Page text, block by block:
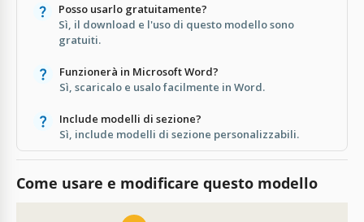
Posso usarlo gratuitamente?
Sì, il download e l'uso di questo modello sono
gratuiti.
Funzionerà in Microsoft Word?
Sì, scaricalo e usalo facilmente in Word.
Include modelli di sezione?
Sì, include modelli di sezione personalizzabili.
Come usare e modificare questo modello